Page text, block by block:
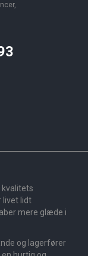
kvalitets
livet lidt
mere glæde i
og lagerfører